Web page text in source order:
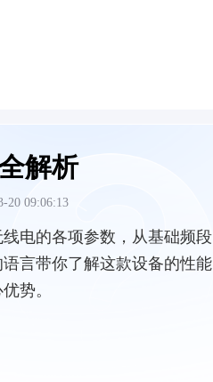
解析
20 09:06:13
电的各项参数，从基础频段
言带你了解这款设备的性能
势。